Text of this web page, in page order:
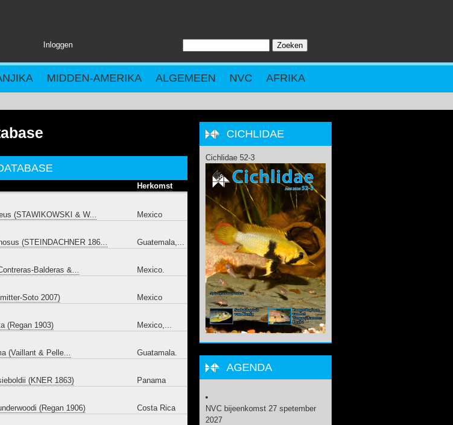
Inloggen
ZOEKVELD
MIDDEN-AMERIKA ALGEMEEN NVC AFRIKA
Herkomst
(STAWIKOWSKI & W... Mexico
(STEINDACHNER 186... Guatemala,...
Balderas &... Mexico.
Soto 2007) Mexico
(Regan 1903) Mexico,...
(Vaillant & Pelle... Guatamala.
(KNER 1863) Panama
(Regan 1906) Costa Rica
CICHLIDAE
Cichlidae 52-3
AGENDA
NVC bijeenkomst 27 spetember
2027